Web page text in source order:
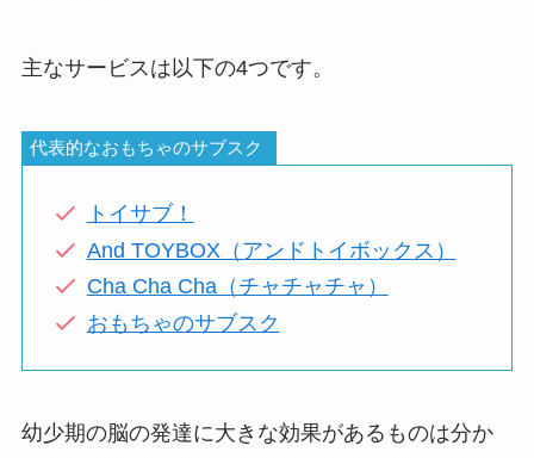
主なサービスは以下の4つです。
代表的なおもちゃのサブスク
トイサブ！
And TOYBOX（アンドトイボックス）
Cha Cha Cha（チャチャチャ）
おもちゃのサブスク
幼少期の脳の発達に大きな効果があるものは分か